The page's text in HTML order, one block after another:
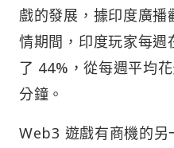
戲的發展，據印度廣
情期間，印度玩家每週
了 44%，從每週平均
分鐘。
Web3 遊戲有商機的另